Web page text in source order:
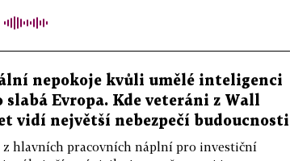
nepokoje kvůli umělé inteligenci
slabá Evropa. Kde veteráni z Wall
vidí největší nebezpečí budoucnosti
z hlavních pracovních náplní pro investiční